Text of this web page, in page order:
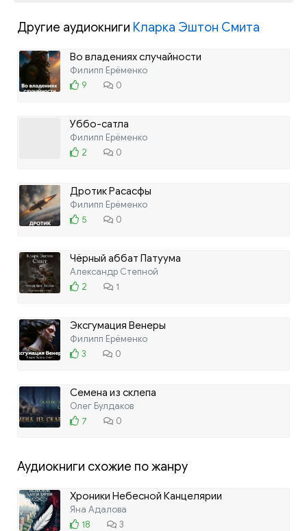
Другие аудиокниги Кларка Эштон Смита
Во владениях случайности
Филипп Ерёменко
9
0
Уббо-сатла
Филипп Ерёменко
2
0
Дротик Расасфы
Филипп Ерёменко
5
0
Чёрный аббат Патуума
Александр Степной
2
1
Эксгумация Венеры
Филипп Ерёменко
3
0
Семена из склепа
Олег Булдаков
7
0
Аудиокниги схожие по жанру
Хроники Небесной Канцелярии
Яна Адалова
18
3